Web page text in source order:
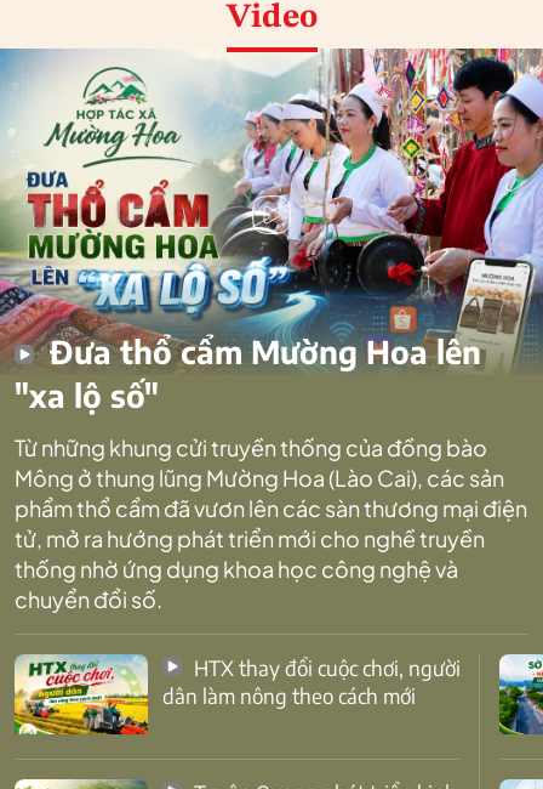
Video
Đưa thổ cẩm Mường Hoa lên
"xa lộ số"
Từ những khung cửi truyền thống của đồng bào
Mông ở thung lũng Mường Hoa (Lào Cai), các sản
phẩm thổ cẩm đã vươn lên các sàn thương mại điện
tử, mở ra hướng phát triển mới cho nghề truyền
thống nhờ ứng dụng khoa học công nghệ và
chuyển đổi số.
dân làm nông theo cách mới